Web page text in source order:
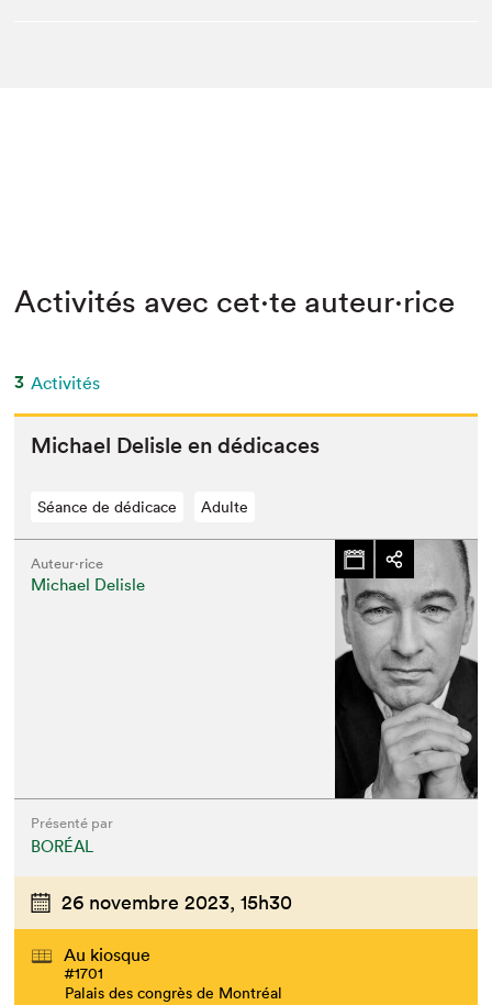
Activités avec cet·te auteur·rice
3 Activités
Michael Delisle en dédicaces
Séance de dédicace Adulte
Auteur·rice
Michael Delisle
Présenté par
BORÉAL
26 novembre 2023, 15h30
Au kiosque
#1701
Palais des congrès de Montréal